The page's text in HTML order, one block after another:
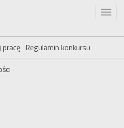
pracę Regulamin konkursu